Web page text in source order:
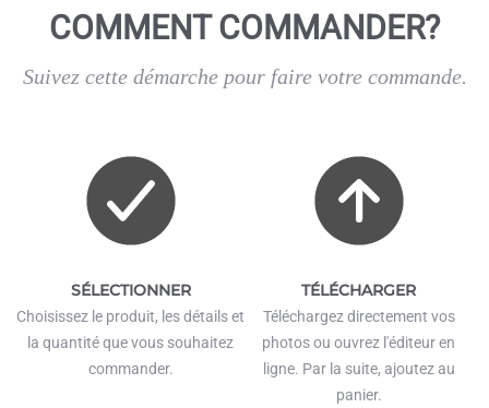
COMMENT COMMANDER?
Suivez cette démarche pour faire votre commande.
SÉLECTIONNER
Choisissez le produit, les détails et
la quantité que vous souhaitez
commander.
TÉLÉCHARGER
Téléchargez directement vos
photos ou ouvrez l'éditeur en
ligne. Par la suite, ajoutez au
panier.